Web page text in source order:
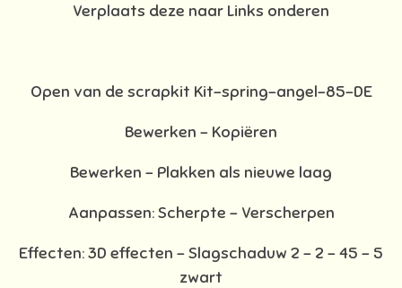
Verplaats deze naar Links onderen
Open van de scrapkit Kit-spring-angel-85-DE
Bewerken – Kopiëren
Bewerken - Plakken als nieuwe laag
Aanpassen: Scherpte – Verscherpen
Effecten: 3D effecten - Slagschaduw 2 – 2 – 45 – 5
zwart